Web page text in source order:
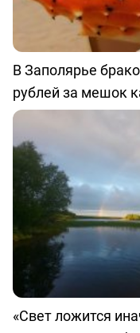
В Заполярье
рублей за мешок
«Свет ложится